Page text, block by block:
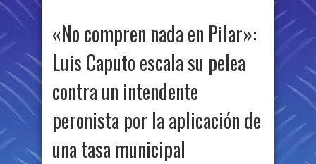
«No compren nada en Pilar»:
Luis Caputo escala su pelea
contra un intendente
peronista por la aplicación de
una tasa municipal